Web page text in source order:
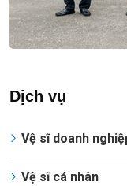
Dịch vụ
Vệ sĩ doanh
Vệ sĩ cá nhân